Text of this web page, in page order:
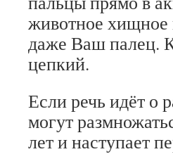
животное хищное
даже Ваш палец.
цепкий.
Если речь идёт о
могут
лет и наступает